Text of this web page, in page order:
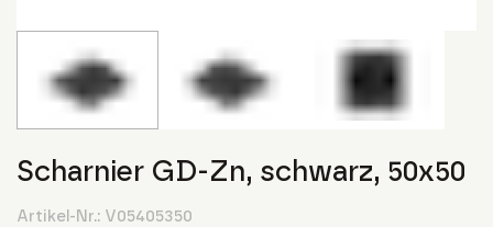
Scharnier GD-Zn, schwarz, 50x50
Artikel-Nr.: V05405350